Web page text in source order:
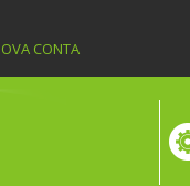
CONTA